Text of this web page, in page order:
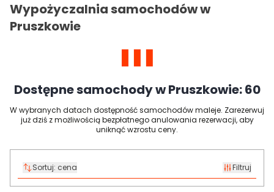
Wypożyczalnia samochodów w
Pruszkowie
Dostępne samochody w Pruszkowie:60
W wybranych datach dostępność samochodów maleje. Zarezerwuj
już dziś z możliwością bezpłatnego anulowania rezerwacji, aby
uniknąć wzrostu ceny.
Sortuj: cena Filtruj